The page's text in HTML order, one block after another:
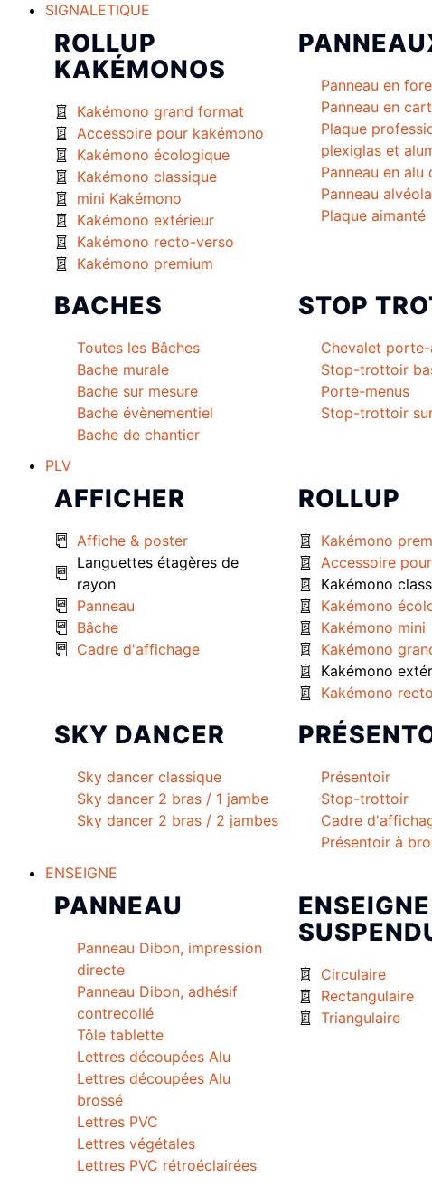
SIGNALETIQUE
ROLLUP
KAKÉMONOS
Kakémono grand format
Accessoire pour kakémono
Kakémono écologique
Kakémono classique
mini Kakémono
Kakémono extérieur
Kakémono recto-verso
Kakémono premium
Panneau en
Panneau en
Plaque
plexiglas et
Panneau en alu
Panneau
Plaque aimanté
BACHES
Toutes les Bâches
Bache murale
Bache sur mesure
Bache évènementiel
Bache de chantier
STOP
Chevalet
Stop-trottoir
Porte-menus
Stop-trottoir
PLV
AFFICHER
Affiche & poster
Languettes étagères de
rayon
Panneau
Bâche
Cadre d'affichage
ROLLUP
Kakémono
Accessoire
Kakémono
Kakémono
Kakémono mini
Kakémono
Kakémono
Kakémono
SKY DANCER
Sky dancer classique
Sky dancer 2 bras / 1 jambe
Sky dancer 2 bras / 2 jambes
Présentoir
Stop-trottoir
Cadre
Présentoir à
ENSEIGNE
PANNEAU
Panneau Dibon, impression
directe
Panneau Dibon, adhésif
contrecollé
Tôle tablette
Lettres découpées Alu
Lettres découpées Alu
brossé
Lettres PVC
Lettres végétales
Lettres PVC rétroéclairées
ENSEIGNE
Circulaire
Rectangulaire
Triangulaire